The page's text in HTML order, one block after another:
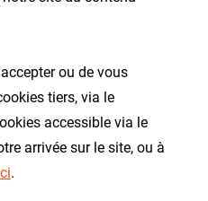
ou de vous
tiers, via le
accessible via le
arrivée sur le site, ou à
.